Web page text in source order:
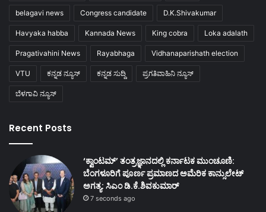
belagavi news Congress candidate D.K.Shivakumar
Havyaka habba Kannada News King cobra Loka adalath
Pragativahini News Rayabhaga Vidhanaparishath election
VTU ಕನ್ನಡ ನ್ಯೂಸ್ ಕನ್ನಡ ಸುದ್ದಿ ಪ್ರಗತಿವಾಹಿನಿ ನ್ಯೂಸ್
ಬೆಳಗಾವಿ ನ್ಯೂಸ್
Recent Posts
‘ಕ್ವಾಂಟಮ್’ ತಂತ್ರಜ್ಞಾನದಲ್ಲಿ ಕರ್ನಾಟಕ ಮುಂಚೂಣಿ:
ಬೆಂಗಳೂರಿಗೆ ಪೂರ್ಣ ಪ್ರಮಾಣದ ಅಮೆರಿಕ ಕಾನ್ಸುಲೇಟ್
ಅಗತ್ಯ: ಸಿಎಂ ಡಿ.ಕೆ.ಶಿವಕುಮಾರ್
7 seconds ago